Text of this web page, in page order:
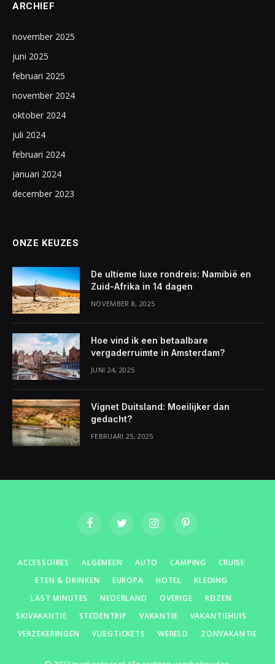
ARCHIEF
november 2025
juni 2025
februari 2025
november 2024
oktober 2024
juli 2024
februari 2024
januari 2024
december 2023
ONZE KEUZES
De ultieme luxe rondreis: Namibië en
Zuid-Afrika in 14 dagen
NOVEMBER 8, 2025
Hoe vind ik een betaalbare
vergaderruimte in Amsterdam?
JUNI 24, 2025
Vignet Duitsland: Moeilijker dan
gedacht?
FEBRUARI 25, 2025
FacebookTwitter InstagramPinterest
ACCESSOIRES ALGEMEEN AUTO CAMPING
CRUISE
ETEN & DRINKEN
EUROPA HOTEL
KLEDING
LAST MINUTES
NEDERLAND OVERIGE
REIZEN
SKIVAKANTIE
STEDENTRIP VAKANTIE
VAKANTIEHUIS
VERZEKERINGEN
VLIEGTICKETS WERELD ZONVAKANTIE